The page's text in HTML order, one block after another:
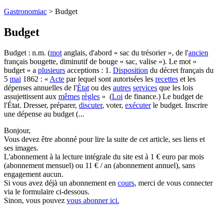
Gastronomiac > Budget
Budget
Budget : n.m. (mot anglais, d'abord « sac du trésorier », de l'ancien
français bougette, diminutif de bouge « sac, valise »). Le mot «
budget » a plusieurs acceptions : 1. Disposition du décret français du
5 mai 1862 : « Acte par lequel sont autorisées les recettes et les
dépenses annuelles de l'État ou des autres services que les lois
assujettissent aux mêmes règles » (Loi de finance.) Le budget de
l'État. Dresser, préparer, discuter, voter, exécuterle budget. Inscrire
une dépense au budget (...
Bonjour,
Vous devez être abonné pour lire la suite de cet article, ses liens et
ses images.
L'abonnement à la lecture intégrale du site est à 1 € euro par mois
(abonnement mensuel) ou 11 € / an (abonnement annuel), sans
engagement aucun.
Si vous avez déjà un abonnement en cours, merci de vous connecter
via le formulaire ci-dessous.
Sinon, vous pouvez vous abonner ici.